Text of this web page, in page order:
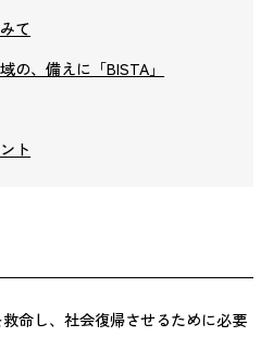
て
の、備えに「BISTA」
ト
命し、社会復帰させるために必要